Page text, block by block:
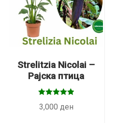
productStrelitzia Nicolai –
Рајска птица
5.00
од 5
3,000 ден